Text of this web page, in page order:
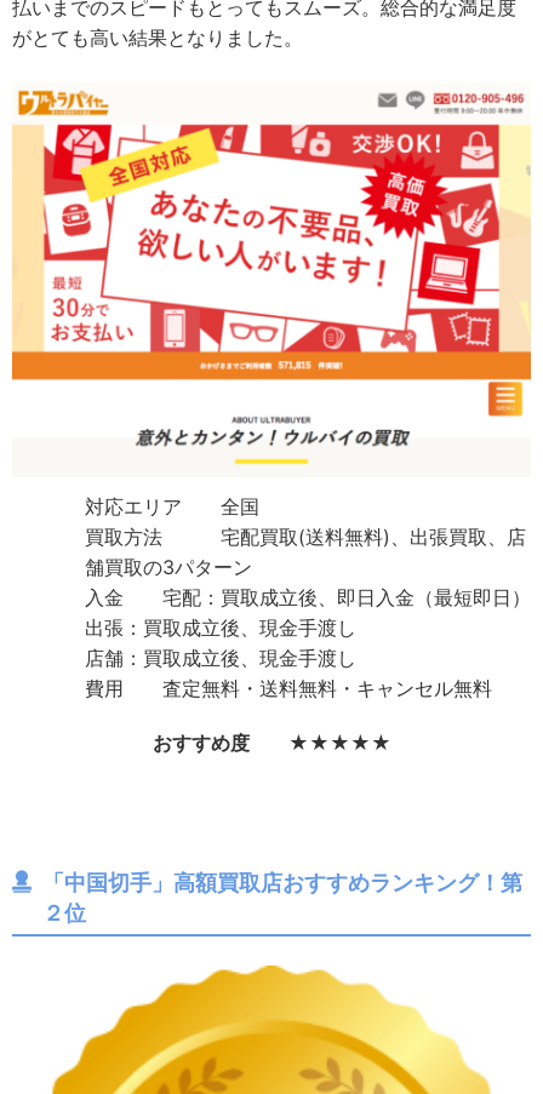
払いまでのスピードもとってもスムーズ。総合的な満足度
がとても高い結果となりました。
対応エリア 全国
買取方法 宅配買取(送料無料)、出張買取、店
舗買取の3パターン
入金 宅配：買取成立後、即日入金（最短即日）
出張：買取成立後、現金手渡し
店舗：買取成立後、現金手渡し
費用 査定無料・送料無料・キャンセル無料
おすすめ度 ★★★★★
「中国切手」高額買取店おすすめランキング！第
２位